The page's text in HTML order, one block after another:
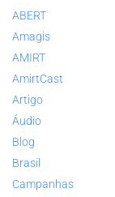
ABERT
Amagis
AMIRT
AmirtCast
Artigo
Áudio
Blog
Brasil
Campanhas